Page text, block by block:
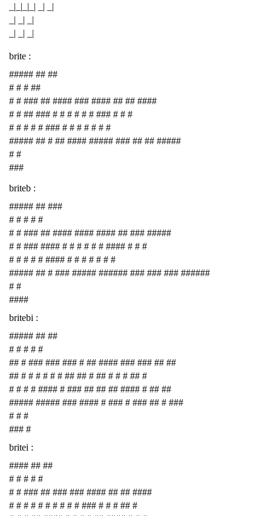
_|_|_|_| _| _|
_| _| _|
_| _| _|
brite :
##### ## ##
# # # ##
# # ### ## #### ### #### ## ## ####
# # ## ### # # # # # # ### # # #
# # # # # ### # # # # # # #
##### ## # ## #### ##### ### ## ## #####
# #
###
briteb :
##### ## ###
# # # # #
# # ### ## #### #### #### ## ### #####
# # ### #### # # # # # # #### # # #
# # # # # #### # # # # # # #
##### ## # ### ##### ###### ### ### ### ######
# #
####
britebi :
##### ## ##
# # # # #
## # ### ### ### # ## #### ### ### ## ##
## # # # # # # ## ## # ## # # # ## #
# # # # #### # ### ## ## ## #### # ## ##
##### ##### ### #### # ### # ### ## # ###
# # #
### #
britei :
#### ## ##
# # # # #
# # ### ## ### ### #### ## ## ####
# # # # # # # # # # ### # # # ## #